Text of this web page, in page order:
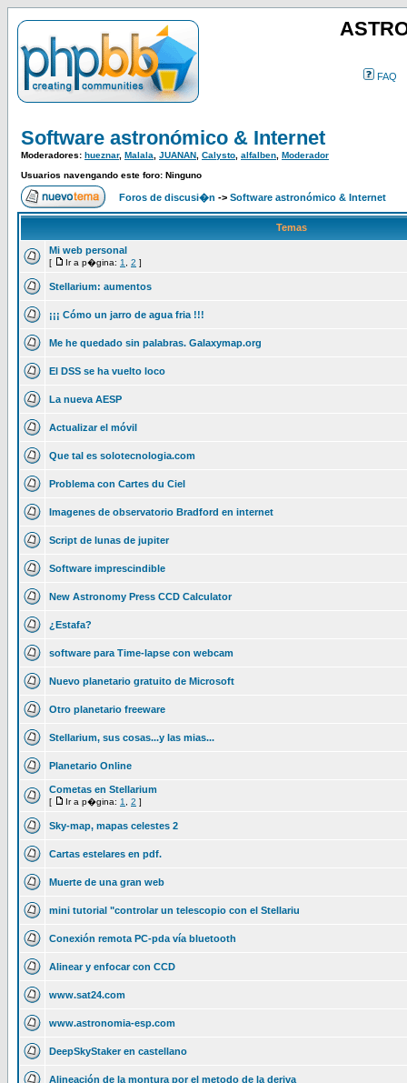
FAQ
Software astronómico & Internet
Moderadores: hueznar, Malala JUANAN Calysto alfalben Moderador
Usuarios navengando este foro: Ninguno
Foros de discusi�n -> Software astronómico & Internet
Temas
Mi web personal
[ Ir a p�gina: 1 2 ]
Stellarium: aumentos
¡¡¡ Cómo un jarro de agua fria !!!
Me he quedado sin palabras. Galaxymap.org
El DSS se ha vuelto loco
La nueva AESP
Actualizar el móvil
Que tal es solotecnologia.com
Problema con Cartes du Ciel
Imagenes de observatorio Bradford en internet
Script de lunas de jupiter
Software imprescindible
New Astronomy Press CCD Calculator
¿Estafa?
software para Time-lapse con webcam
Nuevo planetario gratuito de Microsoft
Otro planetario freeware
Stellarium, sus cosas...y las mias...
Planetario Online
Cometas en Stellarium
[ Ir a p�gina: 1 2 ]
Sky-map, mapas celestes 2
Cartas estelares en pdf.
Muerte de una gran web
mini tutorial "controlar un telescopio con el Stellariu
Conexión remota PC-pda vía bluetooth
Alinear y enfocar con CCD
www.sat24.com
www.astronomia-esp.com
DeepSkyStaker en castellano
Alineación de la montura por el metodo de la deriva